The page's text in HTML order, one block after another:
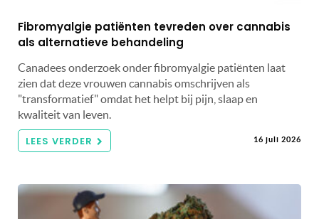
Fibromyalgie patiënten tevreden over cannabis
als alternatieve behandeling
Canadees onderzoek onder fibromyalgie patiënten laat
zien dat deze vrouwen cannabis omschrijven als
"transformatief" omdat het helpt bij pijn, slaap en
kwaliteit van leven.
LEES VERDER 16 juli 2026